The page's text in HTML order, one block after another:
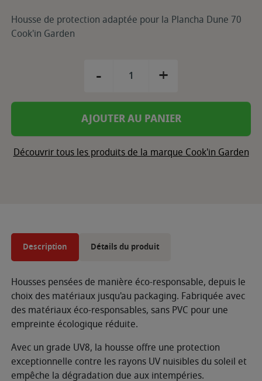
Housse de protection adaptée pour la Plancha Dune 70
Cook'in Garden
- +
AJOUTER AU PANIER
Découvrir tous les produits de la marque Cook'in Garden
Description Détails du produit
Housses pensées de manière éco-responsable, depuis le
choix des matériaux jusqu'au packaging. Fabriquée avec
des matériaux éco-responsables, sans PVC pour une
empreinte écologique réduite.
Avec un grade UV8, la housse offre une protection
exceptionnelle contre les rayons UV nuisibles du soleil et
empêche la dégradation due aux intempéries.